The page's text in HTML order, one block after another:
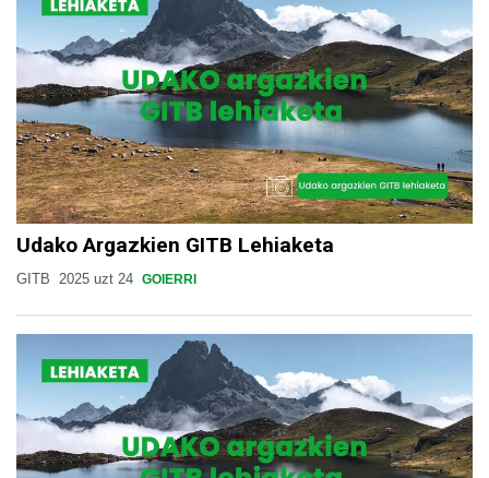
Udako Argazkien GITB Lehiaketa
GITB 2025 uzt 24 GOIERRI